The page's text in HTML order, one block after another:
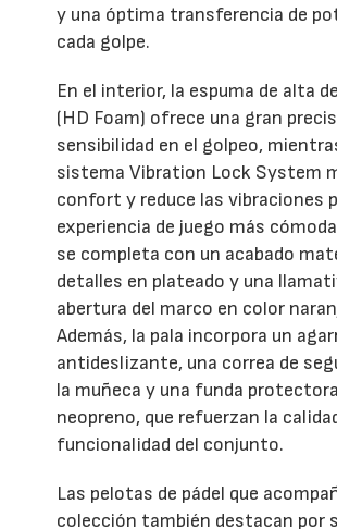
y una óptima transferencia de
cada golpe.
En el interior, la espuma de alta
(HD Foam) ofrece una gran
sensibilidad en el golpeo,
sistema Vibration Lock System
confort y reduce las vibraciones
experiencia de juego más
se completa con un acabado
detalles en plateado y una
abertura del marco en color
Además, la pala incorpora un
antideslizante, una correa de
la muñeca y una funda
neopreno, que refuerzan la
funcionalidad del conjunto.
Las pelotas de pádel que
colección también destacan por